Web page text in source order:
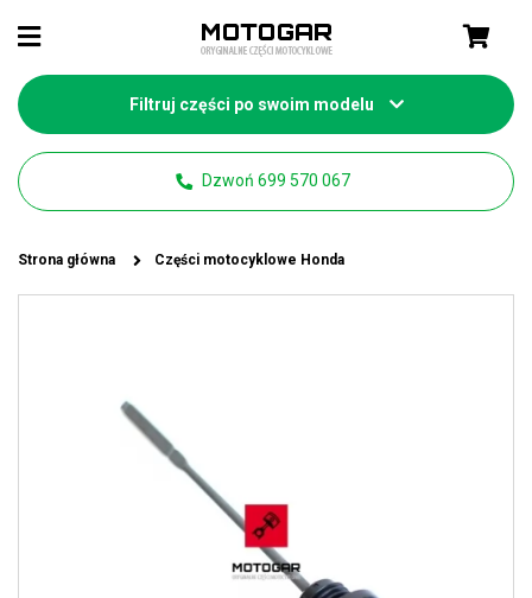
Filtruj części po swoim modelu
Dzwoń 699 570 067
Strona główna Części motocyklowe Honda